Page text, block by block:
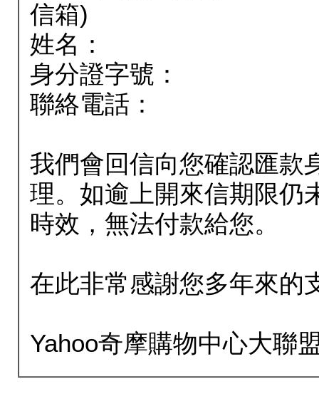
信箱)
姓名：
身分證字號：
聯絡電話：
我們會回信向您確認匯款
理。如逾上開來信期限仍
時效，無法付款給您。
在此非常感謝您多年來的
Yahoo奇摩購物中心大